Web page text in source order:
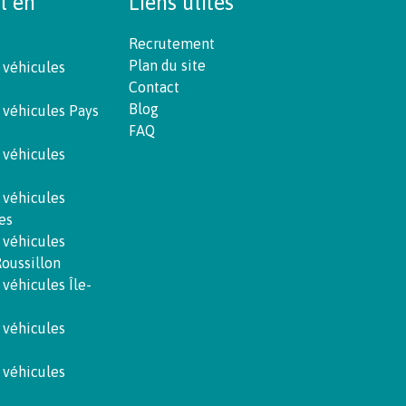
Pays
Île-
Recrutement
Plan du site
Contact
Blog
FAQ